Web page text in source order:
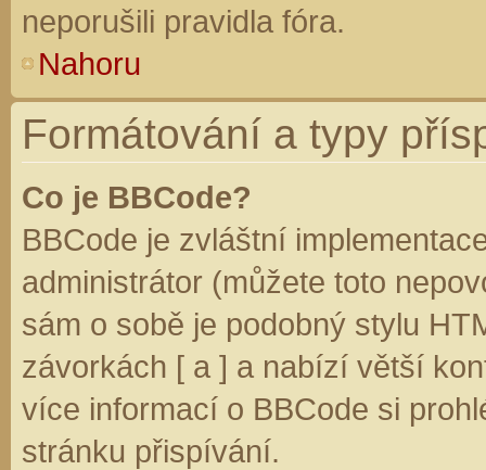
neporušili pravidla fóra.
Nahoru
Formátování a typy
Co je BBCode?
BBCode je zvláštní
administrátor (můžete toto
sám o sobě je podobný stylu
závorkách [ a ] a nabízí větší
více informací o BBCode si
stránku přispívání.